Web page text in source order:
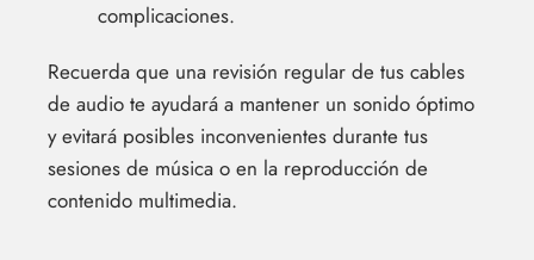
complicaciones.
Recuerda que una revisión regular de tus cables
de audio te ayudará a mantener un sonido óptimo
y evitará posibles inconvenientes durante tus
sesiones de música o en la reproducción de
contenido multimedia.